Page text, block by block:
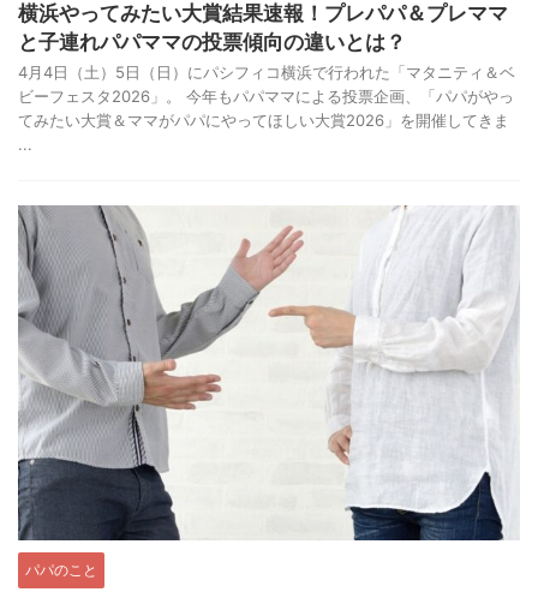
横浜やってみたい大賞結果速報！プレパパ＆プレママ
と子連れパパママの投票傾向の違いとは？
4月4日（土）5日（日）にパシフィコ横浜で行われた「マタニティ＆ベ
ビーフェスタ2026」。 今年もパパママによる投票企画、「パパがやっ
てみたい大賞＆ママがパパにやってほしい大賞2026」を開催してきま
...
パパのこと